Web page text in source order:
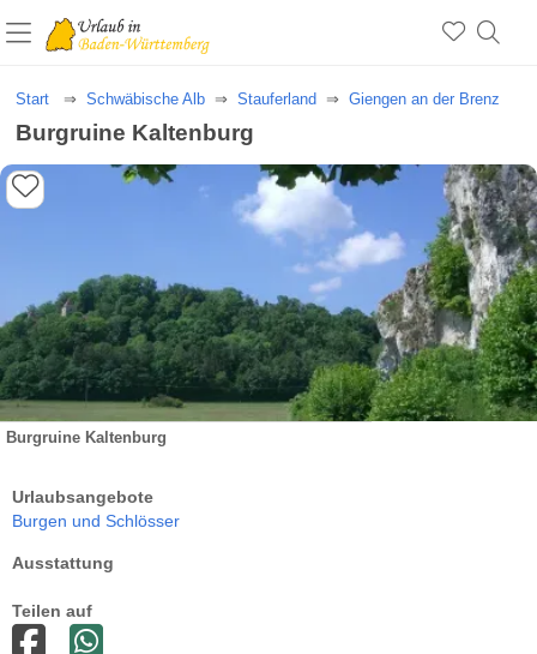
Start Schwäbische Alb Stauferland Giengen an der Brenz
Burgruine Kaltenburg
Burgruine Kaltenburg
Urlaubsangebote
Burgen und Schlösser
Ausstattung
Teilen auf